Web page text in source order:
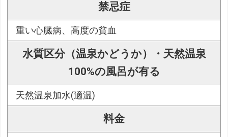
禁忌症
重い心臓病、高度の貧血
水質区分（温泉かどうか）・天然温泉
100%の風呂が有る
天然温泉加水(適温)
料金